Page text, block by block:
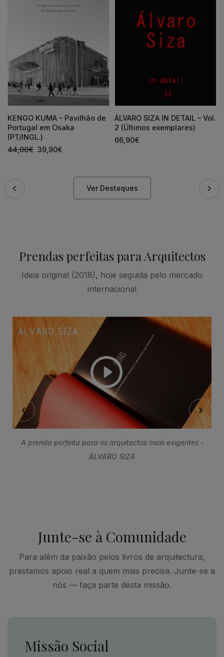
KENGO KUMA – Pavilhão de
Portugal em Osaka
(PT/INGL.)
44,00€ 39,90€
ÁLVARO SIZA IN DETAIL – Vol.
2 (Últimos exemplares)
66,90€
Ver Destaques
Prendas perfeitas para Arquitectos
Ideia original (2018), hoje seguida pelo mercado
internacional
A prenda perfeita para os arquitectos mais exigentes -
ÁLVARO SIZA
Junte-se à Comunidade
Para além da paixão pelos livros de arquitectura,
prestamos apoio real a quem mais precisa. Junte-se a
nós — faça parte desta missão.
Missão Social